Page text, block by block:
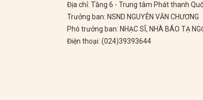
Chủ tịch Hồ Chí Minh
Ca khúc thi đua ái quốc
Địa chỉ: Tầng 6 - Trung tâm Phát thanh
Trưởng ban: NSND NGUYỄN VĂN CHƯƠNG
Phó trưởng ban: NHẠC SĨ, NHÀ BÁO TẠ
Điện thoại: (024)39393644